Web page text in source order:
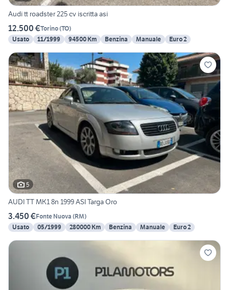
Audi tt roadster 225 cv iscritta asi
12.500 €Torino(TO)
Usato
11/1999 94500 Km Benzina Manuale Euro 2
5
AUDI TT MK1 8n 1999 ASI Targa Oro
3.450 €Fonte Nuova (RM)
Usato
05/1999 280000 Km Benzina Manuale Euro 2